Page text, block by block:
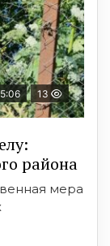
13
района
мера